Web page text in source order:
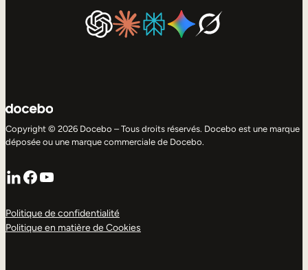
Copyright © 2026 Docebo – Tous droits réservés. Docebo est une marque
déposée ou une marque commerciale de Docebo.
LinkedIn
Facebook
YouTube
Politique de confidentialité
Politique en matière de Cookies